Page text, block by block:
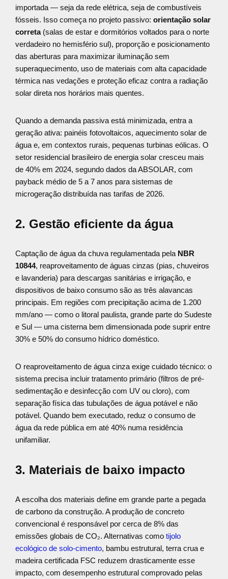
importada — seja da rede elétrica, seja de combustíveis
fósseis. Isso começa no projeto passivo: orientação solar
correta(salas de estar e dormitórios voltados para o norte
verdadeiro no hemisfério sul), proporção e posicionamento
das aberturas para maximizar iluminação sem
superaquecimento, uso de materiais com alta capacidade
térmica nas vedações e proteção eficaz contra a radiação
solar direta nos horários mais quentes.
Quando a demanda passiva está minimizada, entra a
geração ativa: painéis fotovoltaicos, aquecimento solar de
água e, em contextos rurais, pequenas turbinas eólicas. O
setor residencial brasileiro de energia solar cresceu mais
de 40% em 2024, segundo dados da ABSOLAR, com
payback médio de 5 a 7 anos para sistemas de
microgeração distribuída nas tarifas de 2026.
2. Gestão eficiente da água
Captação de água da chuva regulamentada pela NBR
10844, reaproveitamento de águas cinzas (pias, chuveiros
e lavanderia) para descargas sanitárias e irrigação, e
dispositivos de baixo consumo são as três alavancas
principais. Em regiões com precipitação acima de 1.200
mm/ano — como o litoral paulista, grande parte do Sudeste
e Sul — uma cisterna bem dimensionada pode suprir entre
30% e 50% do consumo hídrico doméstico.
O reaproveitamento de água cinza exige cuidado técnico: o
sistema precisa incluir tratamento primário (filtros de pré-
sedimentação e desinfecção com UV ou cloro), com
separação física das tubulações de água potável e não
potável. Quando bem executado, reduz o consumo de
água da rede pública em até 40% numa residência
unifamiliar.
3. Materiais de baixo impacto
A escolha dos materiais define em grande parte a pegada
de carbono da construção. A produção de concreto
convencional é responsável por cerca de 8% das
emissões globais de CO₂. Alternativas como tijolo
ecológico de solo-cimento, bambu estrutural, terra crua e
madeira certificada FSC reduzem drasticamente esse
impacto, com desempenho estrutural comprovado pelas